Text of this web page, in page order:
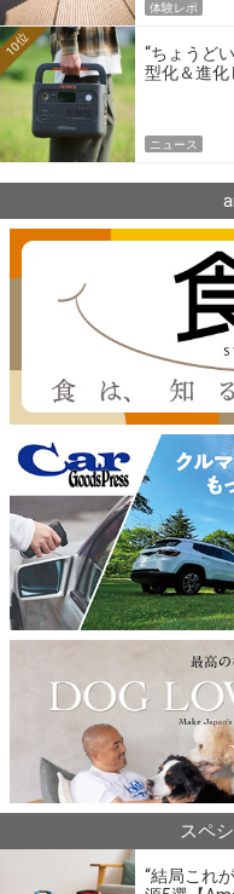
体験レポ
“ちょうど
型化＆進化
10位
ニュース
スペ
“結局これ